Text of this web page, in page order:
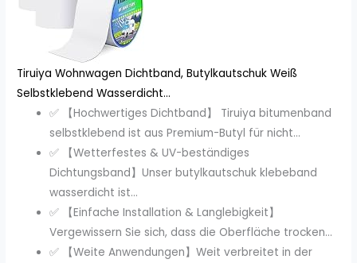
Tiruiya Wohnwagen Dichtband, Butylkautschuk Weiß
Selbstklebend Wasserdicht...
✅ 【Hochwertiges Dichtband】 Tiruiya bitumenband
selbstklebend ist aus Premium-Butyl für nicht...
✅ 【Wetterfestes & UV-beständiges
Dichtungsband】Unser butylkautschuk klebeband
wasserdicht ist...
✅ 【Einfache Installation & Langlebigkeit】
Vergewissern Sie sich, dass die Oberfläche trocken...
✅ 【Weite Anwendungen】Weit verbreitet in der